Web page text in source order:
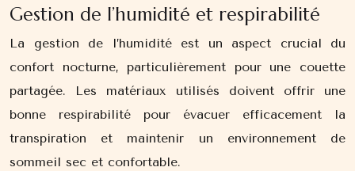
Gestion de l’humidité et respirabilité
La gestion de l’humidité est un aspect crucial du
confort nocturne, particulièrement pour une couette
partagée. Les matériaux utilisés doivent offrir une
bonne respirabilité pour évacuer efficacement la
transpiration et maintenir un environnement de
sommeil sec et confortable.